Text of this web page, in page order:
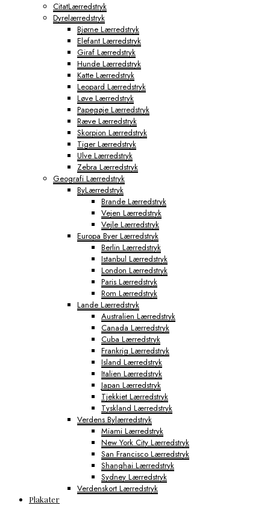
CitatLærredstryk
Dyrelærredstryk
Bjørne Lærredstryk
Elefant Lærredstryk
Giraf Lærredstryk
Hunde Lærredstryk
Katte Lærredstryk
Leopard Lærredstryk
Løve Lærredstryk
Papegøje Lærredstryk
Ræve Lærredstryk
Skorpion Lærredstryk
Tiger Lærredstryk
Ulve Lærredstryk
Zebra Lærredstryk
Geografi Lærredstryk
ByLærredstryk
Brande Lærredstryk
Vejen Lærredstryk
Vejle Lærredstryk
Europa Byer Lærredstryk
Berlin Lærredstryk
Istanbul Lærredstryk
London Lærredstryk
Paris Lærredstryk
Rom Lærredstryk
Lande Lærredstryk
Australien Lærredstryk
Canada Lærredstryk
Cuba Lærredstryk
Frankrig Lærredstryk
Island Lærredstryk
Italien Lærredstryk
Japan Lærredstryk
Tjekkiet Lærredstryk
Tyskland Lærredstryk
Verdens Bylærredstryk
Miami Lærredstryk
New York City Lærredstryk
San Francisco Lærredstryk
Shanghai Lærredstryk
Sydney Lærredstryk
Verdenskort Lærredstryk
Plakater